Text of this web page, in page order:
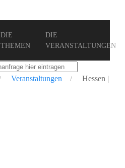
DIE
THEMEN
DIE
VERANSTALTUNGEN
Veranstaltungen
Hessen |